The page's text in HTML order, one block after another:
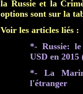
la Russie et la
options sont sur la
Voir les articles liés :
*- Russie:
USD en 2015
*- La
l'étranger